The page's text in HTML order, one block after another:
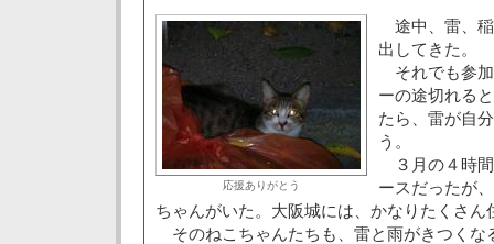
応援ありがとう
途中、雷、
出してきた。
それでも参
ーの途切れる
たら、雷が自
う。
３月の４時
ースだったが
ちゃんがいた。大阪城には、かなりたくさん
そのねこちゃんたちも、雷と雨がきつくな